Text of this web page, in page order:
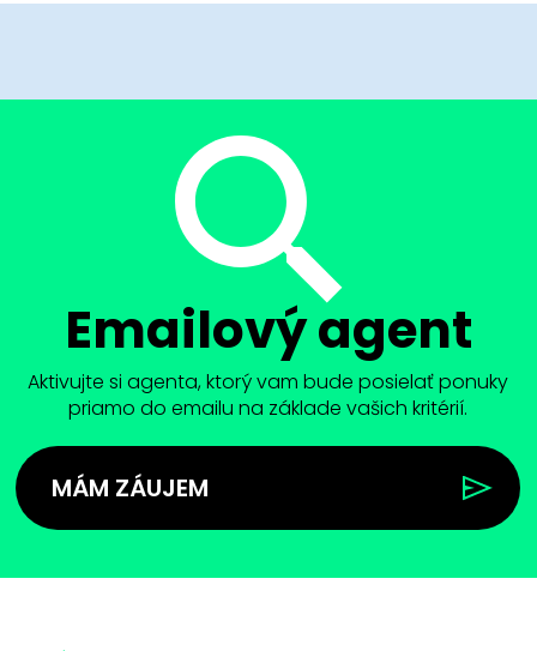
Emailový agent
Aktivujte si agenta, ktorý vam bude posielať ponuky
priamo do emailu na základe vašich kritérií.
MÁM ZÁUJEM